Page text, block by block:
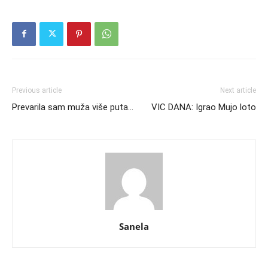
Previous article
Prevarila sam muža više puta…
Next article
VIC DANA: Igrao Mujo loto
Sanela